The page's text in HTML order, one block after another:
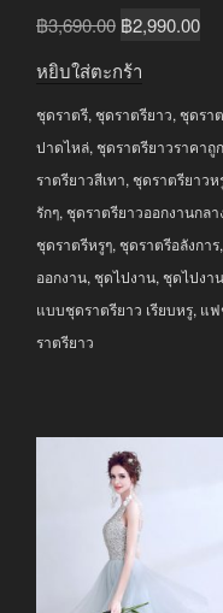
฿3,690.00 Original
฿3,690.00.
฿2,990.00
฿
หยิบใส่ตะกร้า
ชุดราตรี, ชุดราตรียาว, ชุดรา
ปาดไหล่, ชุดราตรียาวราคาถูก
ราตรียาวสีเทา, ชุดราตรียาวห
รักๆ, ชุดราตรียาวออกงานกล
ชุดราตรีหรูๆ, ชุดราตรีอลังการ,
ออกงาน, ชุดไปงาน, ชุดไปงา
แบบชุดราตรียาว เรียบหรู, แ
ราตรียาว